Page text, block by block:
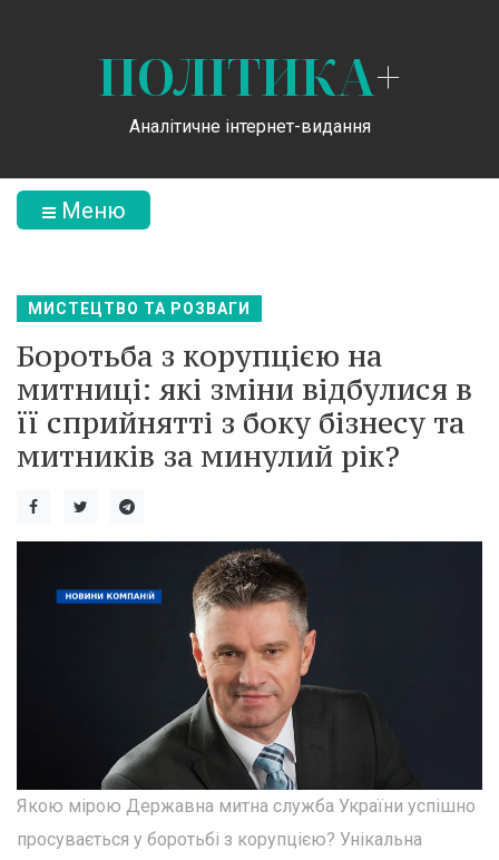
ПОЛІТИКА+
Аналітичне інтернет-видання
Меню
МИСТЕЦТВО ТА РОЗВАГИ
Боротьба з корупцією на
митниці: які зміни відбулися в
її сприйнятті з боку бізнесу та
митників за минулий рік?
Якою мірою Державна митна служба України успішно
просувається у боротьбі з корупцією? Унікальна